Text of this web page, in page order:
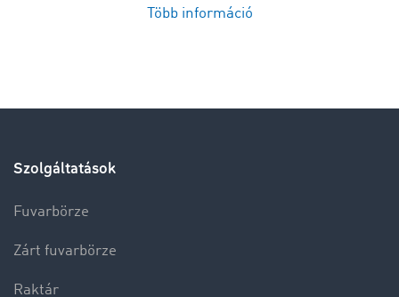
Több információ
Szolgáltatások
Fuvarbörze
Zárt fuvarbörze
Raktár